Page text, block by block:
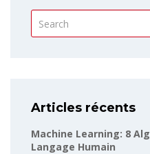
Articles récents
Machine Learning: 8
Langage Humain